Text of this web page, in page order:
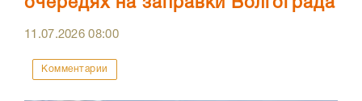
очередях на заправки Волгограда
11.07.202608:00
Комментарии